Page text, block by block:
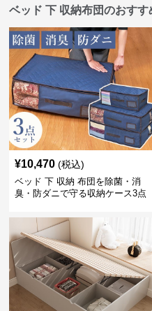
ベッド 下 収納布団のおすす
¥10,470 (税込)
ベッド 下 収納 布団を除菌・消
臭・防ダニで守る収納ケース3点